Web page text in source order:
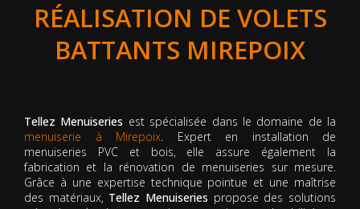
RÉALISATION DE VOLETS
BATTANTS MIREPOIX
Tellez Menuiseries est spécialisée dans le domaine de la
menuiserie à Mirepoix. Expert en installation de
menuiseries PVC et bois, elle assure également la
fabrication et la rénovation de menuiseries sur mesure.
Grâce à une expertise technique pointue et une maîtrise
des matériaux, Tellez Menuiseries propose des solutions